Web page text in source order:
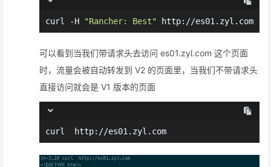
curl -H "Rancher: Best" http://es01.zyl.com
可以看到当我们带请求头去访问 es01.zyl.com 这个页面
时，流量会被自动转发到 V2 的页面里，当我们不带请求头
直接访问就会是 V1 版本的页面
curl  http://es01.zyl.com